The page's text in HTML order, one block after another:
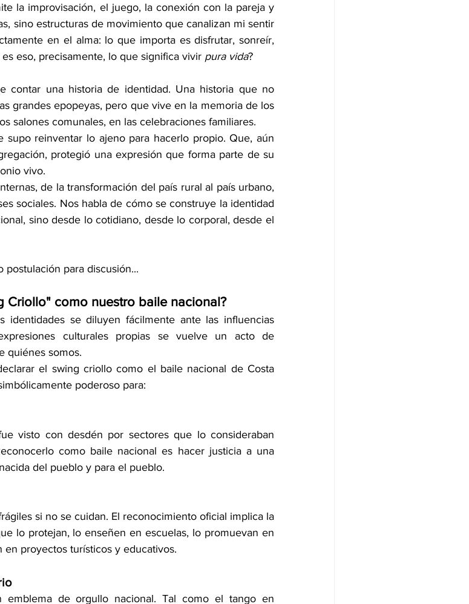
la improvisación, el juego, la conexión con la pareja y
sino estructuras de movimiento que canalizan mi sentir
en el alma: lo que importa es disfrutar, sonreír,
eso, precisamente, lo que significa vivir pura vida?
contar una historia de identidad. Una historia que no
grandes epopeyas, pero que vive en la memoria de los
salones comunales, en las celebraciones familiares.
supo reinventar lo ajeno para hacerlo propio. Que, aún
protegió una expresión que forma parte de su
vivo.
de la transformación del país rural al país urbano,
sociales. Nos habla de cómo se construye la identidad
sino desde lo cotidiano, desde lo corporal, desde el
postulación para discusión...
Criollo" como nuestro baile nacional?
identidades se diluyen fácilmente ante las influencias
culturales propias se vuelve un acto de
quiénes somos.
el swing criollo como el baile nacional de Costa
poderoso para:
visto con desdén por sectores que lo consideraban
como baile nacional es hacer justicia a una
del pueblo y para el pueblo.
si no se cuidan. El reconocimiento oficial implica la
lo protejan, lo enseñen en escuelas, lo promuevan en
proyectos turísticos y educativos.
de orgullo nacional. Tal como el tango en